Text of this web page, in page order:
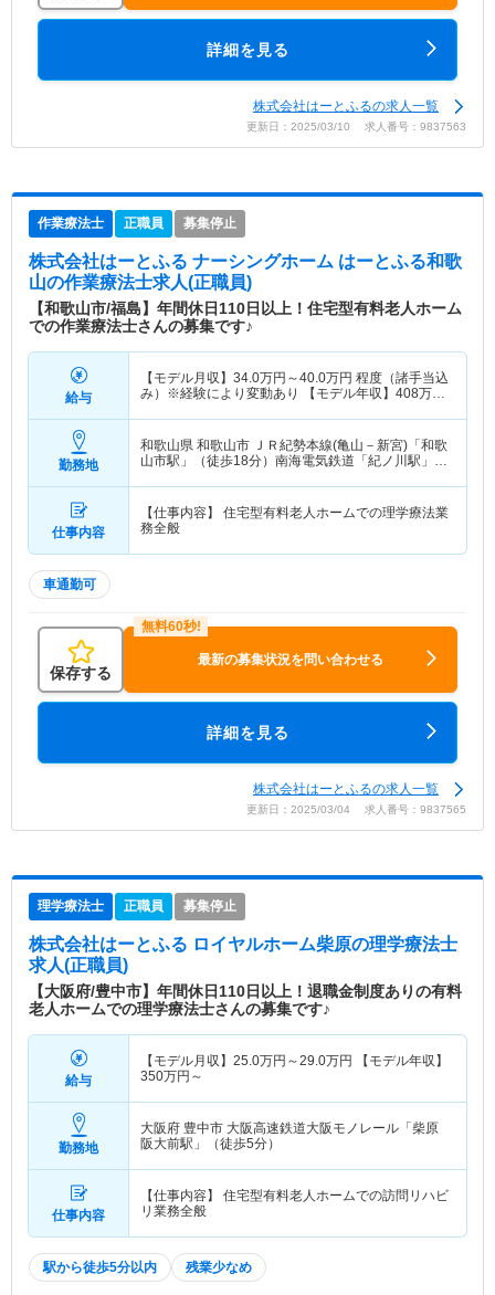
詳細を見る
株式会社はーとふるの求人一覧
更新日：2025/03/10 求人番号：9837563
作業療法士 正職員 募集停止
株式会社はーとふる ナーシングホーム はーとふる和歌
山の作業療法士求人(正職員)
【和歌山市/福島】年間休日110日以上！住宅型有料老人ホーム
での作業療法士さんの募集です♪
給与
【モデル月収】 34.0万円～40.0万円 程度（諸手当込
み）※経験により変動あり 【モデル年収】 408万円
勤務地
和歌山県 和歌山市
ＪＲ紀勢本線(亀山－新宮)「和歌
山市駅」（徒歩18分）南海電気鉄道「紀ノ川駅」
仕事内容
【仕事内容】 住宅型有料老人ホームでの理学療法業
務全般
車通勤可
保存する
最新の募集状況を問い合わせる
詳細を見る
株式会社はーとふるの求人一覧
更新日：2025/03/04 求人番号：9837565
理学療法士 正職員 募集停止
株式会社はーとふる ロイヤルホーム柴原の理学療法士
求人(正職員)
【大阪府/豊中市】年間休日110日以上！退職金制度ありの有料
老人ホームでの理学療法士さんの募集です♪
給与
【モデル月収】 25.0万円～29.0万円 【モデル年収】
350万円～
勤務地
大阪府 豊中市 大阪高速鉄道大阪モノレール「柴原
阪大前駅」（徒歩5分）
仕事内容
【仕事内容】 住宅型有料老人ホームでの訪問リハビ
リ業務全般
駅から徒歩5分以内 残業少なめ